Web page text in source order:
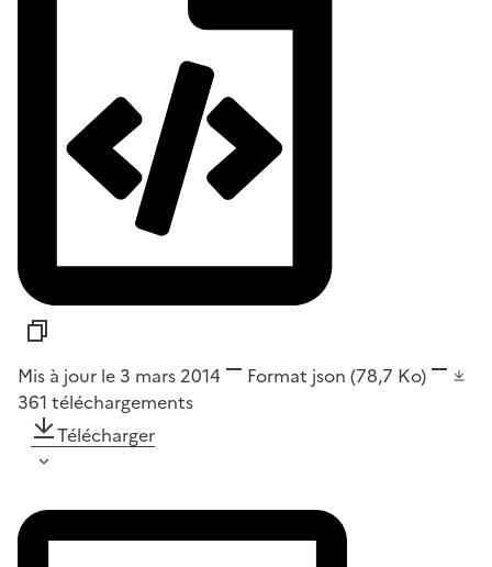
Mis à jour le 3 mars 2014 Format json (78,7 Ko)
361 téléchargements
Télécharger